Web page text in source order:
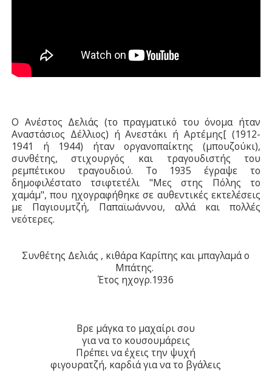
Ο Ανέστος Δελιάς (το πραγματικό του όνομα ήταν
Αναστάσιος Δέλλιος) ή Ανεστάκι ή Αρτέμης[ (1912-
1941 ή 1944) ήταν οργανοπαίκτης (μπουζούκι),
συνθέτης, στιχουργός και τραγουδιστής του
ρεμπέτικου τραγουδιού. Το 1935 έγραψε το
δημοφιλέστατο τσιφτετέλι "Μες στης Πόλης το
χαμάμ", που ηχογραφήθηκε σε αυθεντικές εκτελέσεις
με Παγιουμτζή, Παπαϊωάννου, αλλά και πολλές
νεότερες.
Συνθέτης Δελιάς , κιθάρα Καρίπης και μπαγλαμά ο
Μπάτης.
Έτος ηχογρ.1936
Βρε μάγκα το μαχαίρι σου
για να το κουσουμάρεις
Πρέπει να έχεις την ψυχή
φιγουρατζή, καρδιά για να το βγάλεις